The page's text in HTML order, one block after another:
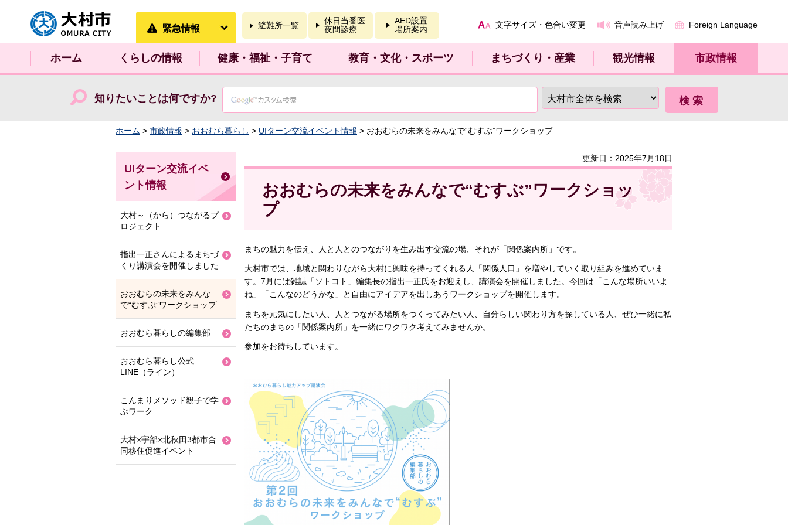
大村市
緊急情報 避難所一覧
休日当番医
夜間診療
AED設置
場所案内
文字サイズ・色合い変更 音声読み上げ Foreign Language
ホーム くらしの情報 健康・福祉・子育て 教育・文化・スポーツ まちづくり・産業 観光情報 市政情報
知りたいことは何ですか?
ホーム > 市政情報 > おおむら暮らし > UIターン交流イベント情報 > おおむらの未来をみんなで“むすぶ”ワークショップ
更新日：2025年7月18日
おおむらの未来をみんなで“むすぶ”ワークショッ
プ
まちの魅力を伝え、人と人とのつながりを生み出す交流の場、それが「関係案内所」です。
大村市では、地域と関わりながら大村に興味を持ってくれる人「関係人口」を増やしていく取り組みを進めていま
す。7月には雑誌「ソトコト」編集長の指出一正氏をお迎えし、講演会を開催しました。今回は「こんな場所いいよ
ね」「こんなのどうかな」と自由にアイデアを出しあうワークショップを開催します。
まちを元気にしたい人、人とつながる場所をつくってみたい人、自分らしい関わり方を探している人、ぜひ一緒に私
たちのまちの「関係案内所」を一緒にワクワク考えてみませんか。
参加をお待ちしています。
UIターン交流イベ
ント情報
大村～（から）つながるプ
ロジェクト
指出一正さんによるまちづ
くり講演会を開催しました
おおむらの未来をみんな
で“むすぶ”ワークショップ
おおむら暮らしの編集部
おおむら暮らし公式
LINE（ライン）
こんまりメソッド親子で学
ぶワーク
⼤村×宇部×北秋⽥3都市合
同移住促進イベント